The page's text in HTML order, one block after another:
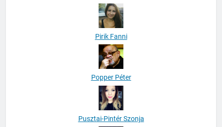
Pirik Fanni
Popper Péter
Pusztai-Pintér Szonja